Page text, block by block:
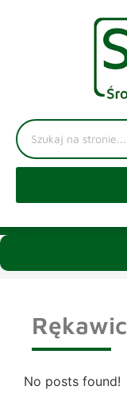
No posts found!